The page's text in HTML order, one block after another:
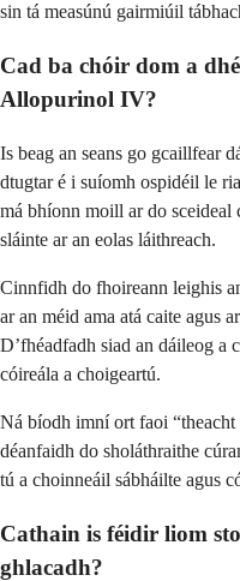
sin tá measúnú gairmiúil
Cad ba chóir dom a
Allopurinol IV?
Is beag an seans go gcaillfear
dtugtar é i suíomh ospidéil le
má bhíonn moill ar do
sláinte ar an eolas láithreach.
Cinnfidh do fhoireann leighis
ar an méid ama atá caite agus
D’fhéadfadh siad an dáileog a
cóireála a choigeartú.
Ná bíodh imní ort faoi “theacht
déanfaidh do sholáthraithe
tú a choinneáil sábháilte agus
Cathain is féidir liom
ghlacadh?